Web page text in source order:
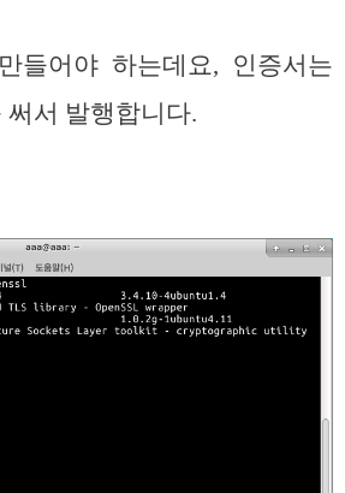
들어야 하는데요, 인증서는
써서 발행합니다.